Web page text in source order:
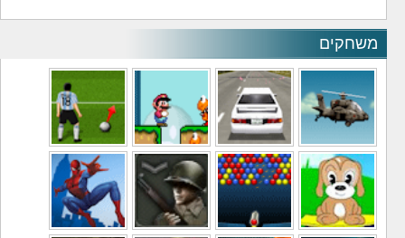
משחקים
משחקי מסוקים משחקי מכוניות משחקי סופר מריו משחקי כדורגל